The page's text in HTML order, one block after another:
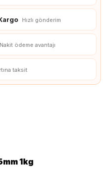
Hızlı gönderim
Nakit ödeme avantajı
taksit
1kg